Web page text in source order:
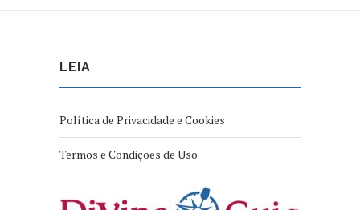
LEIA
Política de Privacidade e Cookies
Termos e Condições de Uso